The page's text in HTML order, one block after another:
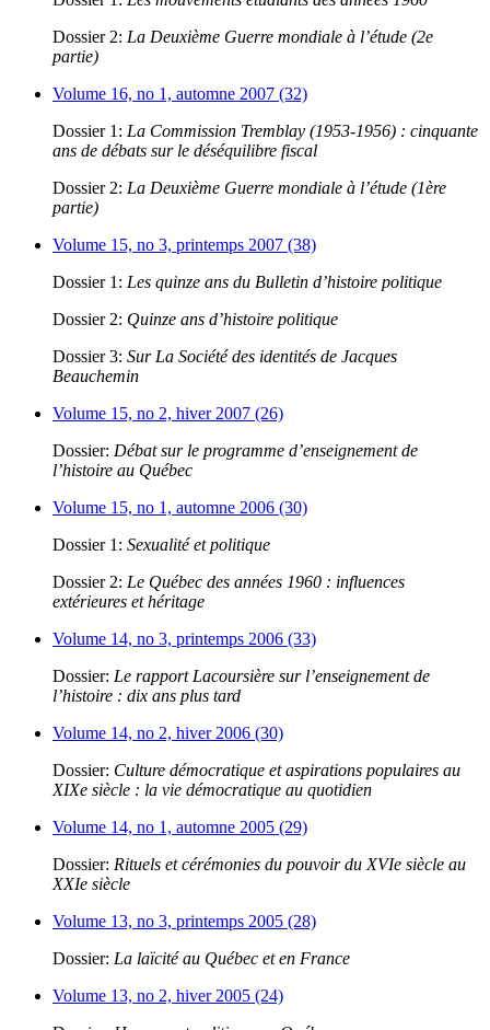
Dossier 2: La Deuxième Guerre mondiale à l’étude (2e
partie)
Volume 16, no 1, automne 2007 (32)
Dossier 1: La Commission Tremblay (1953-1956) : cinquante
ans de débats sur le déséquilibre fiscal
Dossier 2: La Deuxième Guerre mondiale à l’étude (1ère
partie)
Volume 15, no 3, printemps 2007 (38)
Dossier 1: Les quinze ans du Bulletin d’histoire politique
Dossier 2: Quinze ans d’histoire politique
Dossier 3: Sur La Société des identités de Jacques
Beauchemin
Volume 15, no 2, hiver 2007 (26)
Dossier: Débat sur le programme d’enseignement de
l’histoire au Québec
Volume 15, no 1, automne 2006 (30)
Dossier 1: Sexualité et politique
Dossier 2: Le Québec des années 1960 : influences
extérieures et héritage
Volume 14, no 3, printemps 2006 (33)
Dossier: Le rapport Lacoursière sur l’enseignement de
l’histoire : dix ans plus tard
Volume 14, no 2, hiver 2006 (30)
Dossier: Culture démocratique et aspirations populaires au
XIXe siècle : la vie démocratique au quotidien
Volume 14, no 1, automne 2005 (29)
Dossier: Rituels et cérémonies du pouvoir du XVIe siècle au
XXIe siècle
Volume 13, no 3, printemps 2005 (28)
Dossier: La laïcité au Québec et en France
Volume 13, no 2, hiver 2005 (24)